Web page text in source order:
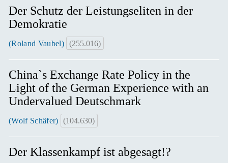
Der Schutz der Leistungseliten in der
Demokratie
(Roland Vaubel) (255.016)
China`s Exchange Rate Policy in the
Light of the German Experience with an
Undervalued Deutschmark
(Wolf Schäfer) (104.630)
Der Klassenkampf ist abgesagt!?